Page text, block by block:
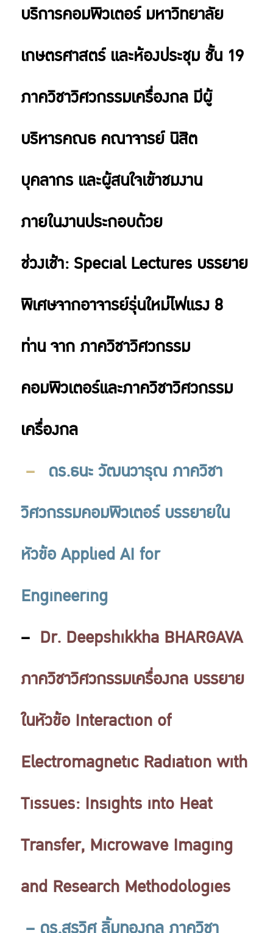
บริการคอมพิวเตอร์ มหาวิทยาลัย
เกษตรศาสตร์ และห้องประชุม ชั้น 19
ภาควิชาวิศวกรรมเครื่องกล มีผู้
บริหารคณธ คณาจารย์ นิสิต
บุคลากร และผู้สนใจเข้าชมงาน
ภายในงานประกอบด้วย
ช่วงเช้า: Special Lectures บรรยาย
พิเศษจากอาจารย์รุ่นใหม่ไฟแรง 8
ท่าน จาก ภาควิชาวิศวกรรม
คอมพิวเตอร์และภาควิชาวิศวกรรม
เครื่องกล
– ดร.ธนะ วัฒนวารุณ ภาควิชา
วิศวกรรมคอมพิวเตอร์ บรรยายใน
หัวข้อ Applied AI for
Engineering
– Dr. Deepshikkha BHARGAVA
ภาควิชาวิศวกรรมเครื่องกล บรรยาย
ในหัวข้อ Interaction of
Electromagnetic Radiation with
Tissues: Insights into Heat
Transfer, Microwave Imaging
and Research Methodologies